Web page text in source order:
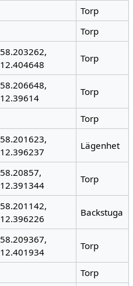
Torp
Torp
58.203262,
12.404648
Torp
58.206648,
12.39614
Torp
Torp
58.201623,
12.396237
Lägenhet
58.20857,
12.391344
Torp
58.201142,
12.396226
Backstuga
58.209367,
12.401934
Torp
Torp